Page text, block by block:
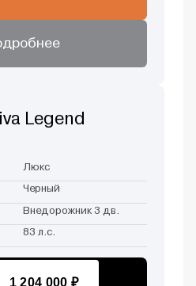
Legend
Люкс
Черный
Внедорожник 3 дв.
83 л.с.
1 204 000 ₽